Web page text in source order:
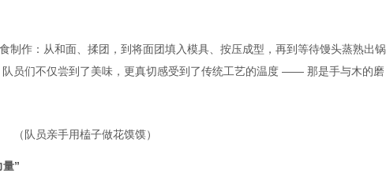
制作：从和面、揉团，到将面团填入模具、按压成型，再到等待馒头蒸熟出锅
队员们不仅尝到了美味，更真切感受到了传统工艺的温度 —— 那是手与木的磨
（队员亲手用榼子做花馍馍）
”